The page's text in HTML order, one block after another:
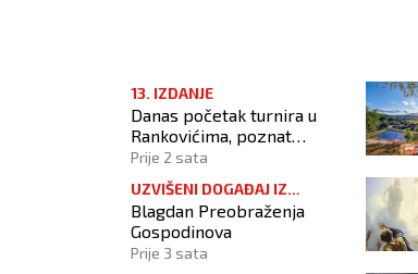
priznanje ministru Bojanu Domiću
13. IZDANJE
Danas početak turnira u
Rankovićima, poznat
raspored prvog dana
Prije 2 sata
UZVIŠENI DOGAĐAJ IZ
KRISTOVA ŽIVOTA
Blagdan Preobraženja
Gospodinova
Prije 3 sata